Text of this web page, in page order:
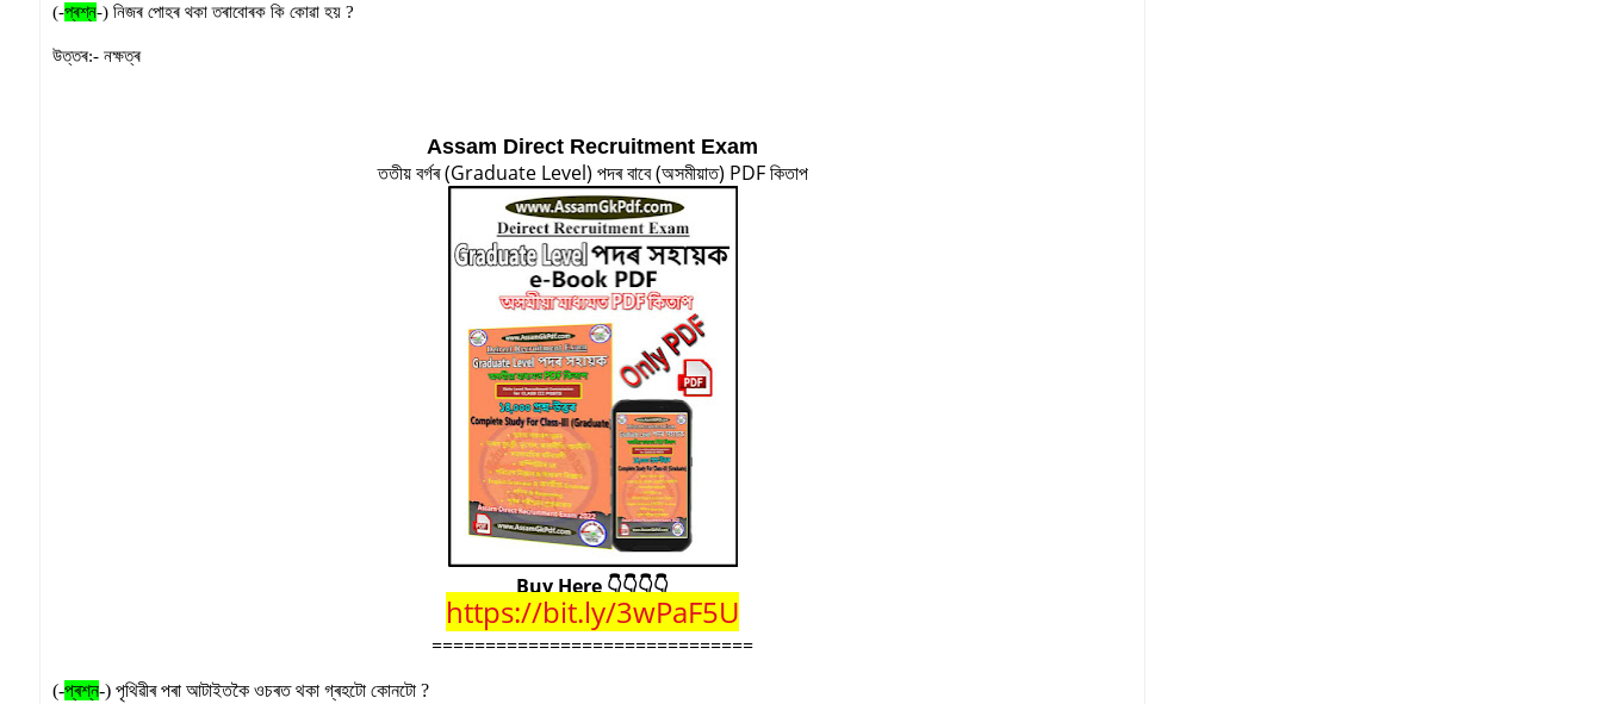
(-প্ৰশ্ন-) নিজৰ পোহৰ থকা তৰাবোৰক কি কোৱা হয় ?
উত্তৰ:- নক্ষত্ৰ
Assam Direct Recruitment Exam
ততীয় বৰ্গৰ (Graduate Level) পদৰ বাবে (অসমীয়াত) PDF কিতাপ
Buy Here 👇👇👇👇
https://bit.ly/3wPaF5U
==============================
(-প্ৰশ্ন-) পৃথিৱীৰ পৰা আটাইতকৈ ওচৰত থকা গ্ৰহটো কোনটো ?